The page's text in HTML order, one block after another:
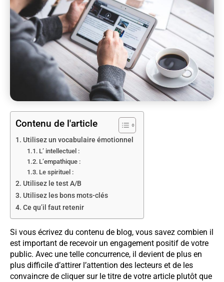
Contenu de l'article
Utilisez un vocabulaire émotionnel
L’ intellectuel :
L’empathique :
Le spirituel :
Utilisez le test A/B
Utilisez les bons mots-clés
Ce qu’il faut retenir
Si vous écrivez du contenu de blog, vous savez combien il
est important de recevoir un engagement positif de votre
public. Avec une telle concurrence, il devient de plus en
plus difficile d’attirer l’attention des lecteurs et de les
convaincre de cliquer sur le titre de votre article plutôt que